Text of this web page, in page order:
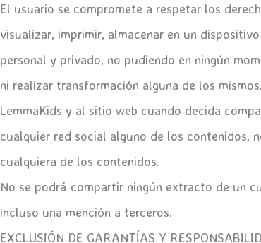
El usuario se compromete a respetar los
visualizar, imprimir, almacenar en un
personal y privado, no pudiendo en ningún
ni realizar transformación alguna de los
LemmaKids y al sitio web cuando decida
cualquier red social alguno de los contenidos,
cualquiera de los contenidos.
No se podrá compartir ningún extracto de un
incluso una mención a terceros.
EXCLUSIÓN DE GARANTÍAS Y